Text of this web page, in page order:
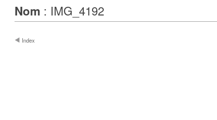
Nom : IMG_4192
Index